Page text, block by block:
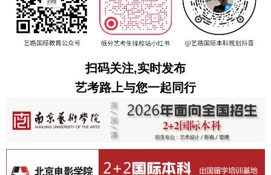
扫码关注,实时发布
艺考路上与您一起同行